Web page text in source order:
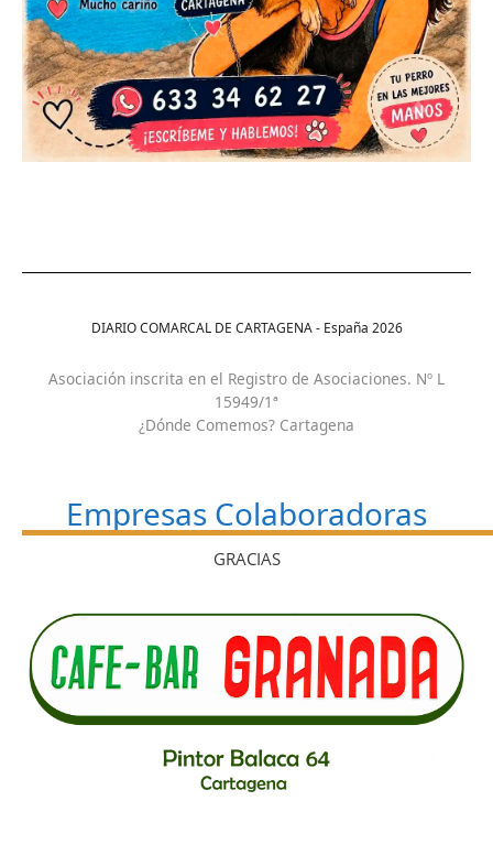
DIARIO COMARCAL DE CARTAGENA - España 2026
Asociación inscrita en el Registro de Asociaciones. Nº L
15949/1ª
¿Dónde Comemos? Cartagena
Empresas Colaboradoras
GRACIAS